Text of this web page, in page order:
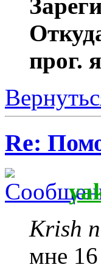
прог.
Re:
Krish
мне 16